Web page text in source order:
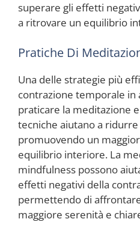
superare gli effetti
a ritrovare un equilibrio
Pratiche Di
Una delle strategie più
contrazione temporale in
praticare la meditazione
tecniche aiutano a ridurre
promuovendo un
equilibrio interiore. La
mindfulness possono
effetti negativi della
permettendo di
maggiore serenità e